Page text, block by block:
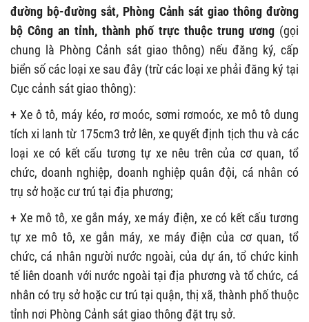
đường bộ-đường sắt, Phòng Cảnh sát giao thông đường
bộ Công an tỉnh, thành phố trực thuộc trung ương (gọi
chung là Phòng Cảnh sát giao thông) nếu đăng ký, cấp
biển số các loại xe sau đây (trừ các loại xe phải đăng ký tại
Cục cảnh sát giao thông):
+ Xe ô tô, máy kéo, rơ moóc, sơmi rơmoóc, xe mô tô dung
tích xi lanh từ 175cm3 trở lên, xe quyết định tịch thu và các
loại xe có kết cấu tương tự xe nêu trên của cơ quan, tổ
chức, doanh nghiệp, doanh nghiệp quân đội, cá nhân có
trụ sở hoặc cư trú tại địa phương;
+ Xe mô tô, xe gắn máy, xe máy điện, xe có kết cấu tương
tự xe mô tô, xe gắn máy, xe máy điện của cơ quan, tổ
chức, cá nhân người nước ngoài, của dự án, tổ chức kinh
tế liên doanh với nước ngoài tại địa phương và tổ chức, cá
nhân có trụ sở hoặc cư trú tại quận, thị xã, thành phố thuộc
tỉnh nơi Phòng Cảnh sát giao thông đặt trụ sở.